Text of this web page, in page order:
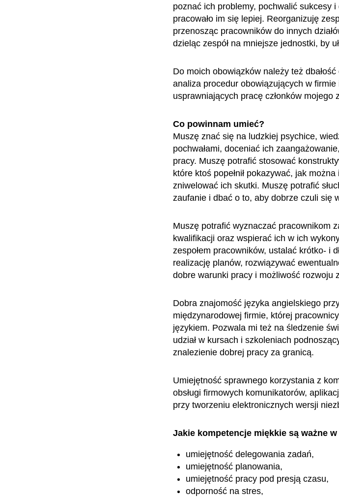
poznać ich problemy, pochwalić sukcesy
pracowało im się lepiej. Reorganizuję
przenosząc pracowników do innych
dzieląc zespół na mniejsze jednostki, by
Do moich obowiązków należy też
analiza procedur obowiązujących w
usprawniających pracę członków mojego
Co powinnam umieć?
Muszę znać się na ludzkiej psychice,
pochwałami, doceniać ich
pracy. Muszę potrafić stosować
które ktoś popełnił pokazywać, jak
zniwelować ich skutki. Muszę potrafić
zaufanie i dbać o to, aby dobrze czuli się
Muszę potrafić wyznaczać pracownikom
kwalifikacji oraz wspierać ich w ich
zespołem pracowników, ustalać krótko- i
realizację planów, rozwiązywać
dobre warunki pracy i możliwość rozwoju
Dobra znajomość języka angielskiego
międzynarodowej firmie, której
językiem. Pozwala mi też na śledzenie
udział w kursach i szkoleniach
znalezienie dobrej pracy za granicą.
Umiejętność sprawnego korzystania z
obsługi firmowych komunikatorów,
przy tworzeniu elektronicznych wersji
Jakie kompetencje miękkie są ważne
umiejętność delegowania zadań,
umiejętność planowania,
umiejętność pracy pod presją czasu,
odporność na stres,